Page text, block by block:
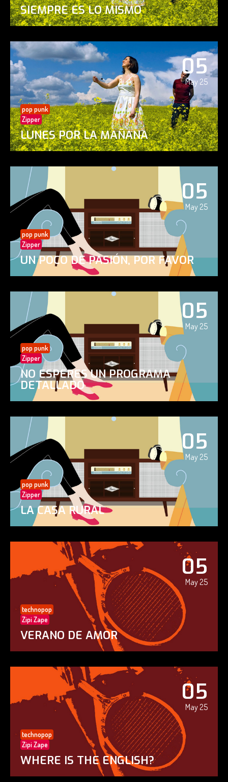
SIEMPRE ES LO MISMO
05
May 25
pop punk
Zipper
LUNES POR LA MAÑANA
05
May 25
pop punk
Zipper
UN POCO DE PASIÓN, POR FAVOR
05
May 25
pop punk
Zipper
NO ESPERES UN PROGRAMA
DETALLADO
05
May 25
pop punk
Zipper
LA CASA RURAL
05
May 25
technopop
Zipi Zape
VERANO DE AMOR
05
May 25
technopop
Zipi Zape
WHERE IS THE ENGLISH?